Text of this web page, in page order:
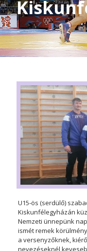
U15-ös (serdülő)
Kiskunfélegyházán
Nemzeti ünnepünk
ismét remek
a versenyzőknek,
nevezéseknél